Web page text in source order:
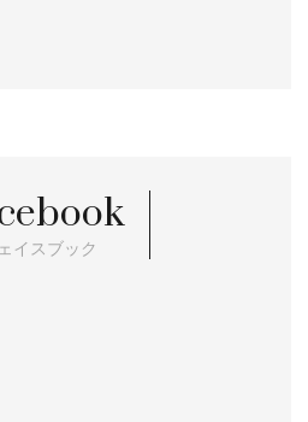
イスブック